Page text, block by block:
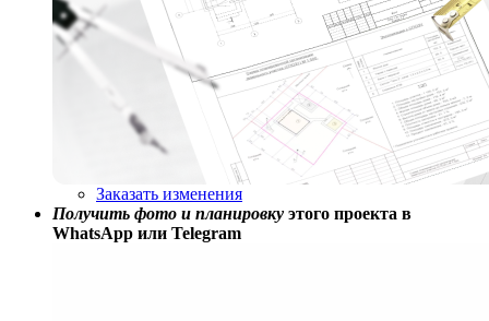
Заказать изменения
Получить фото и планировку этого проекта в
WhatsApp или Telegram